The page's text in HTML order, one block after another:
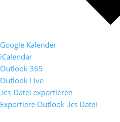
Google Kalender
iCalendar
Outlook 365
Outlook Live
.ics-Datei exportieren
Exportiere Outlook .ics Datei